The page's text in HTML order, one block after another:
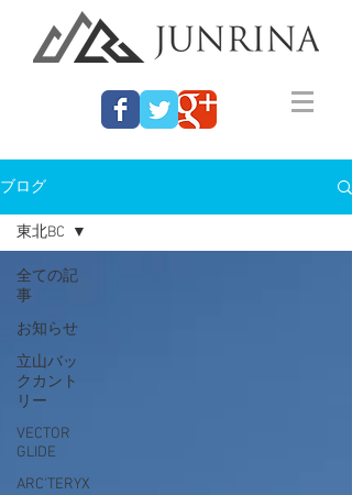
ブログ
全ての記
事
お知らせ
立山バッ
クカント
リー
VECTOR
GLIDE
ARC'TERYX
東北BC